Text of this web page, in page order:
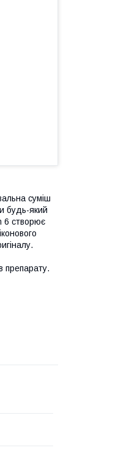
суміш
будь-який
6 створює
препарату.